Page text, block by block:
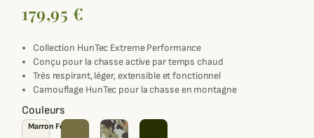
179,95 €
Collection HunTec Extreme Performance
Conçu pour la chasse active par temps chaud
Très respirant, léger, extensible et fonctionnel
Camouflage HunTec pour la chasse en montagne
Couleurs
Marron Foncé